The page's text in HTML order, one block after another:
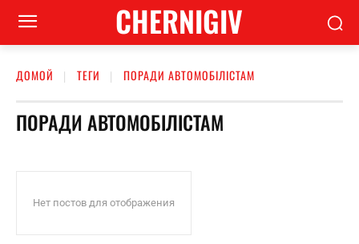
CHERNIGIV
ДОМОЙ ТЕГИ ПОРАДИ АВТОМОБІЛІСТАМ
ПОРАДИ АВТОМОБІЛІСТАМ
Нет постов для отображения